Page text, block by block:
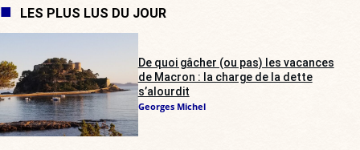
LES PLUS LUS DU JOUR
De quoi gâcher (ou pas) les vacances
de Macron : la charge de la dette
s’alourdit
Georges Michel